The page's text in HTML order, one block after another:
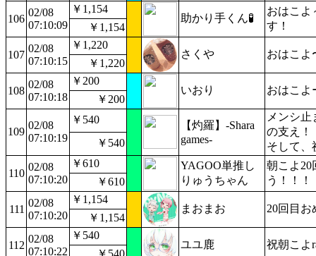
106
02/08
07:10:09
￥1,154
助かり手くん🧪
おはこよ
す！
￥1,154
107
02/08
07:10:15
￥1,220
さくや おはこよ
￥1,220
108
02/08
07:10:18
￥200
いおり おはこよ
￥200
109
02/08
07:10:19
￥540
【灼羅】-Shara
games-
メンシ
の支え！
そして、
￥540
110
02/08
07:10:20
￥610
YAGOO単推し
りゅうちゃん
朝こよ20
う！！
￥610
111
02/08
07:10:20
￥1,154
まおまお 20回目お
￥1,154
112
02/08
07:10:22
￥540
ユユ鹿 祝朝こよ
￥540